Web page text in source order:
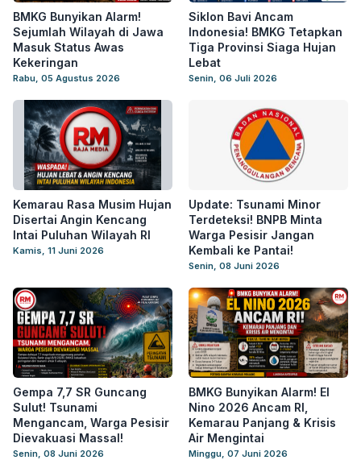
BMKG Bunyikan Alarm!
Sejumlah Wilayah di Jawa
Masuk Status Awas
Kekeringan
Rabu, 05 Agustus 2026
Siklon Bavi Ancam
Indonesia! BMKG Tetapkan
Tiga Provinsi Siaga Hujan
Lebat
Senin, 06 Juli 2026
Kemarau Rasa Musim Hujan
Disertai Angin Kencang
Intai Puluhan Wilayah RI
Kamis, 11 Juni 2026
Update: Tsunami Minor
Terdeteksi! BNPB Minta
Warga Pesisir Jangan
Kembali ke Pantai!
Senin, 08 Juni 2026
Gempa 7,7 SR Guncang
Sulut! Tsunami
Mengancam, Warga Pesisir
Dievakuasi Massal!
Senin, 08 Juni 2026
BMKG Bunyikan Alarm! El
Nino 2026 Ancam RI,
Kemarau Panjang & Krisis
Air Mengintai
Minggu, 07 Juni 2026